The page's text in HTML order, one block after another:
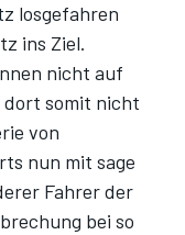
losgefahren
ins Ziel.
nicht auf
dort somit nicht
von
nun mit sage
Fahrer der
bei so